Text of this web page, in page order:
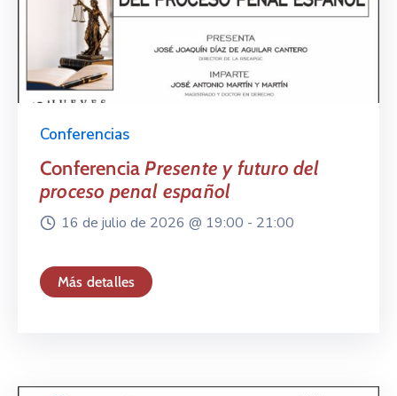
Conferencias
ConferenciaPresente y futuro del
proceso penal español
16 de julio de 2026 @ 19:00 - 21:00
Más detalles